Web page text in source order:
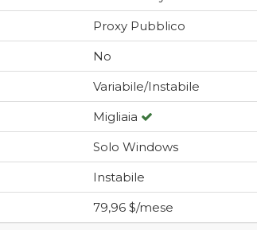
Proxy Pubblico
No
Variabile/Instabile
Migliaia
Solo Windows
Instabile
79,96 $/mese